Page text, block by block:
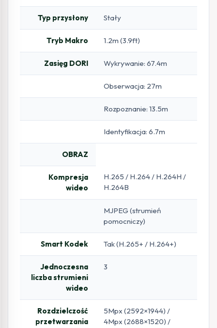
Typ przysłony Stały
Tryb Makro 1.2m (3.9ft)
Zasięg DORI Wykrywanie: 67.4m
Obserwacja: 27m
Rozpoznanie: 13.5m
Identyfikacja: 6.7m
OBRAZ
Kompresja
wideo
H.265 / H.264 / H.264H /
H.264B
MJPEG (strumień
pomocniczy)
Smart Kodek Tak (H.265+ / H.264+)
Jednoczesna
liczba strumieni
wideo
3
Rozdzielczość
przetwarzania
5Mpx (2592×1944) /
4Mpx (2688×1520) /